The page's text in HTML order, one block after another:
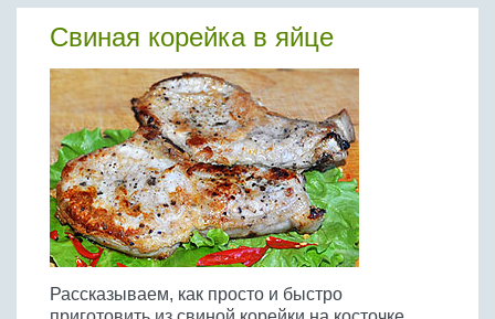
Свиная корейка в яйце
Рассказываем, как просто и быстро